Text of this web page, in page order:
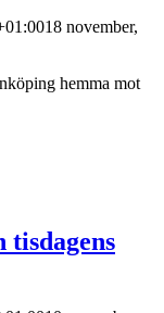
18 november,
hemma mot